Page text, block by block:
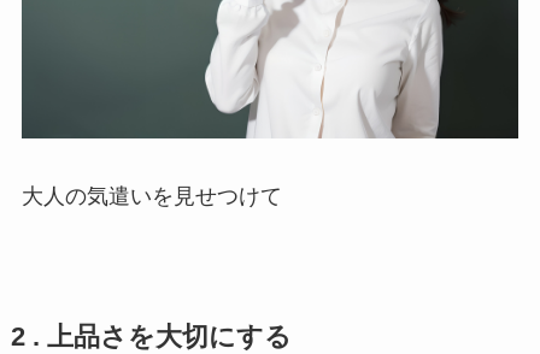
大人の気遣いを見せつけて
2 . 上品さを大切にする